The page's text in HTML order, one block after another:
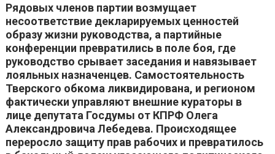
Рядовых членов партии возмущает
несоответствие декларируемых ценностей
образу жизни руководства, а партийные
конференции превратились в поле боя, где
руководство срывает заседания и навязывает
лояльных назначенцев. Самостоятельность
Тверского обкома ликвидирована, и регионом
фактически управляют внешние кураторы в
лице депутата Госдумы от КПРФ Олега
Александровича Лебедева. Происходящее
переросло защиту прав рабочих и превратилось